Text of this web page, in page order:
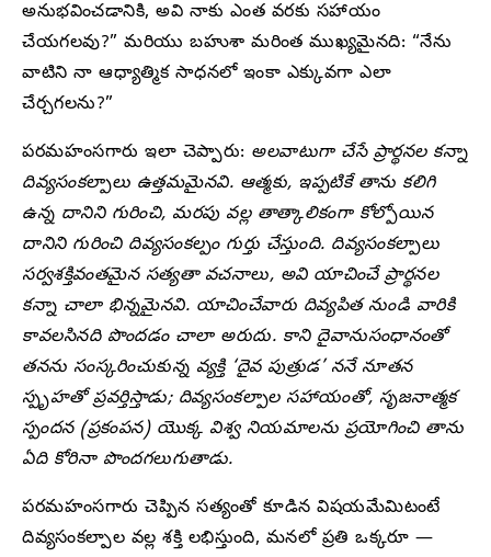
అనుభవించడానికి, అవి నాకు ఎంత వరకు సహాయం
చేయగలవు?” మరియు బహుశా మరింత ముఖ్యమైనది: “నేను
వాటిని నా ఆధ్యాత్మిక సాధనలో ఇంకా ఎక్కువగా ఎలా
చేర్చగలను?”
పరమహంసగారు ఇలా చెప్పారు: అలవాటుగా చేసే ప్రార్థనల కన్నా
దివ్యసంకల్పాలు ఉత్తమమైనవి. ఆత్మకు, ఇప్పటికే తాను కలిగి
ఉన్న దానిని గురించి, మరపు వల్ల తాత్కాలికంగా కోల్పోయిన
దానిని గురించి దివ్యసంకల్పం గుర్తు చేస్తుంది. దివ్యసంకల్పాలు
సర్వశక్తివంతమైన సత్యతా వచనాలు, అవి యాచించే ప్రార్థనల
కన్నా చాలా భిన్నమైనవి. యాచించేవారు దివ్యపిత నుండి వారికి
కావలసినది పొందడం చాలా అరుదు. కాని దైవానుసంధానంతో
తనను సంస్కరించుకున్న వ్యక్తి ‘దైవ పుత్రుడ’ ననే నూతన
స్పృహతో ప్రవర్తిస్తాడు; దివ్యసంకల్పాల సహాయంతో, సృజనాత్మక
స్పందన (ప్రకంపన) యొక్క విశ్వ నియమాలను ప్రయోగించి తాను
ఏది కోరినా పొందగలుగుతాడు.
పరమహంసగారు చెప్పిన సత్యంతో కూడిన విషయమేమిటంటే
దివ్యసంకల్పాల వల్ల శక్తి లభిస్తుంది, మనలో ప్రతి ఒక్కరూ —